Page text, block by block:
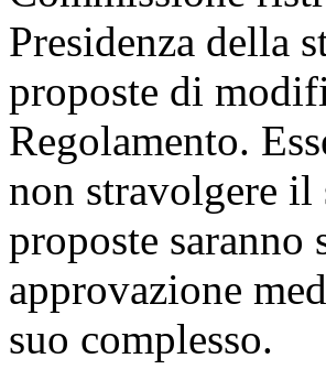
Presidenza della
proposte di
Regolamento.
non stravolgere il
proposte saranno
approvazione
suo complesso.